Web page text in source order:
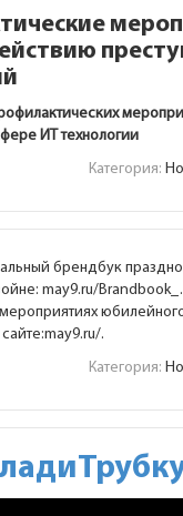
ИТ технологии
Категория:
брендбук
may9.ru/Brandbook_
may9.ru/.
Категория: